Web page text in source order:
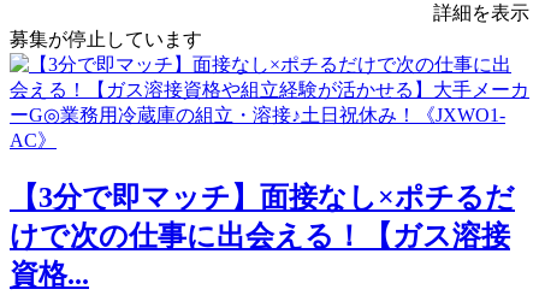
詳細を表示
募集が停止しています
【3分で即マッチ】面接なし×ポチるだ
けで次の仕事に出会える！【ガス溶接
資格...